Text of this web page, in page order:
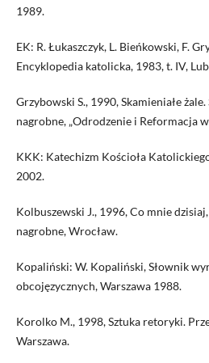
1989.
EK: R. Łukaszczyk, L. Bieńkowski, F.
Encyklopedia katolicka, 1983, t. IV,
Grzybowski S., 1990, Skamieniałe
nagrobne, „Odrodzenie i Reformacja
KKK: Katechizm Kościoła
2002.
Kolbuszewski J., 1996, Co mnie
nagrobne, Wrocław.
Kopaliński: W. Kopaliński, Słownik
obcojęzycznych, Warszawa 1988.
Korolko M., 1998, Sztuka retoryki.
Warszawa.